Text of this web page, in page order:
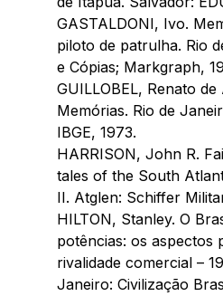
GASTALDONI, Ivo.
piloto de patrulha. Rio
e Cópias; Markgraph,
GUILLOBEL, Renato de
Memórias. Rio de
IBGE, 1973.
HARRISON, John R.
tales of the South
II. Atglen: Schiffer
HILTON, Stanley. O
potências: os aspectos
rivalidade comercial –
Janeiro: Civilização